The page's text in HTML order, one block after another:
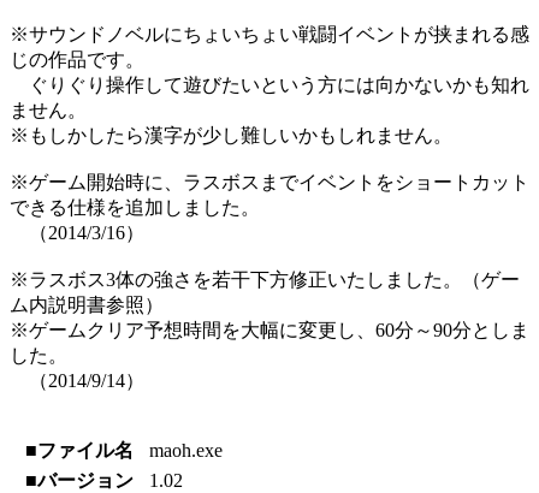
※サウンドノベルにちょいちょい戦闘イベントが挟まれる感
じの作品です。
ぐりぐり操作して遊びたいという方には向かないかも知れ
ません。
※もしかしたら漢字が少し難しいかもしれません。
※ゲーム開始時に、ラスボスまでイベントをショートカット
できる仕様を追加しました。
（2014/3/16）
※ラスボス3体の強さを若干下方修正いたしました。（ゲー
ム内説明書参照）
※ゲームクリア予想時間を大幅に変更し、60分～90分としま
した。
（2014/9/14）
■ファイル名
maoh.exe
■バージョン
1.02